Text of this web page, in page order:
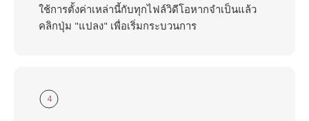
ใช้การตั้งค่าเหล่านี้กับทุกไฟล์วิดีโอหากจำเป็นแล้ว
คลิกปุ่ม "แปลง" เพื่อเริ่มกระบวนการ
4